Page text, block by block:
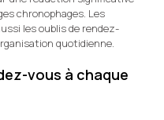
chronophages. Les
les oublis de rendez-
quotidienne.
vous à chaque